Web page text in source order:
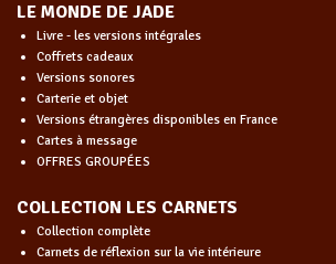
LE MONDE DE JADE
Livre - les versions intégrales
Coffrets cadeaux
Versions sonores
Carterie et objet
Versions étrangères disponibles en France
Cartes à message
OFFRES GROUPÉES
COLLECTION LES CARNETS
Collection complète
Carnets de réflexion sur la vie intérieure